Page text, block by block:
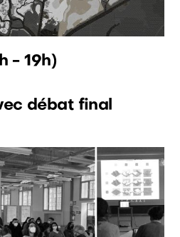
- 19h)
débat final